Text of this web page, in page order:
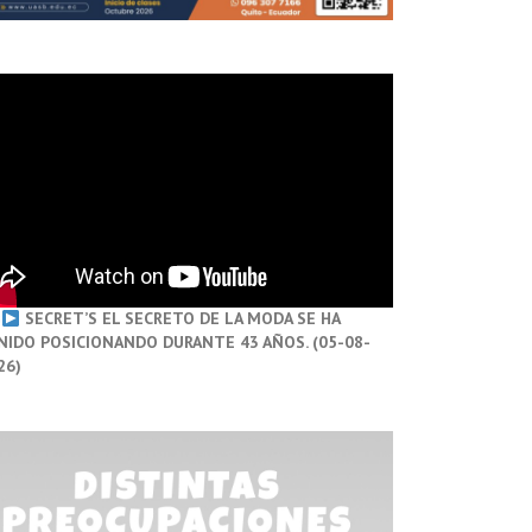
SECRET’S EL SECRETO DE LA MODA SE HA
POSICIONANDO DURANTE 43 AÑOS. (05-08-